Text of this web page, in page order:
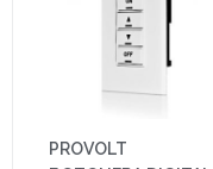
PROVOLT